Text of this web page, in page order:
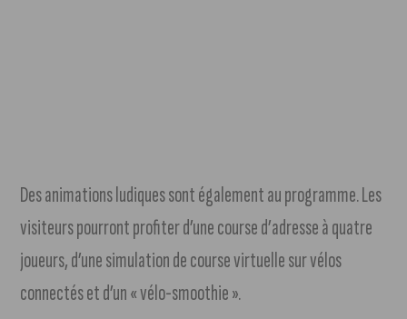
Des animations ludiques sont également au programme. Les
visiteurs pourront profiter d’une course d’adresse à quatre
joueurs, d’une simulation de course virtuelle sur vélos
connectés et d’un « vélo-smoothie ».